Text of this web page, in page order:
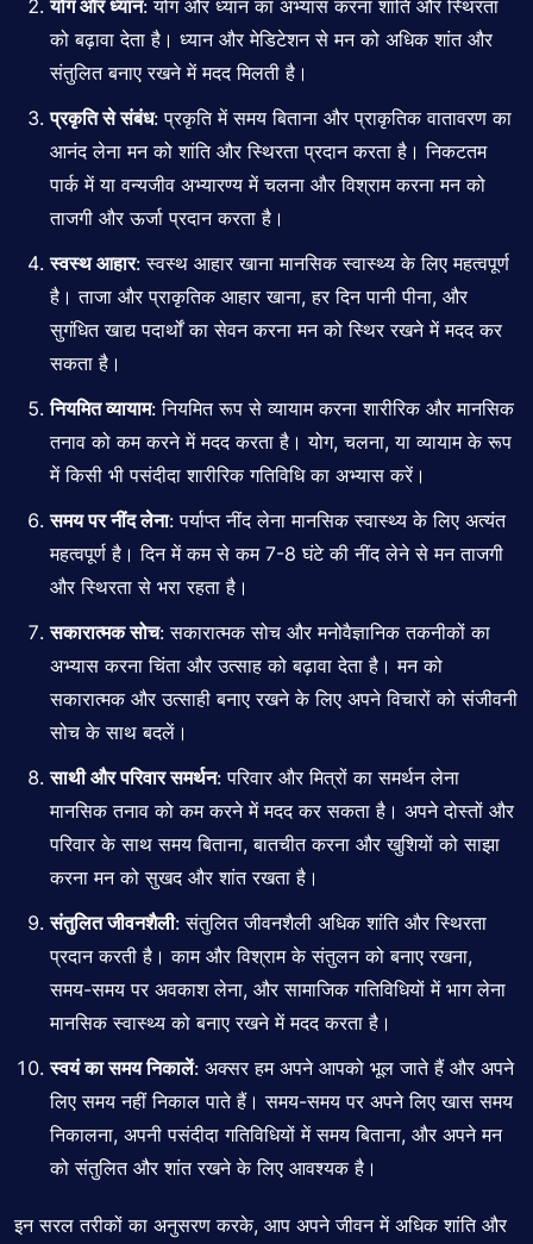
योग और ध्यान: योग और ध्यान का अभ्यास करना शांति और स्थिरता
को बढ़ावा देता है। ध्यान और मेडिटेशन से मन को अधिक शांत और
संतुलित बनाए रखने में मदद मिलती है।
प्रकृति से संबंध: प्रकृति में समय बिताना और प्राकृतिक वातावरण का
आनंद लेना मन कोशांतिऔर स्थिरता प्रदान करता है। निकटतम
पार्क में या वन्यजीव अभ्यारण्य में चलना और विश्राम करना मन को
ताजगी और ऊर्जा प्रदान करता है।
स्वस्थ आहार: स्वस्थ आहार खाना मानसिक स्वास्थ्य के लिए महत्वपूर्ण
है। ताजा और प्राकृतिक आहार खाना, हर दिन पानी पीना, और
सुगंधित खाद्य पदार्थों का सेवन करना मन को स्थिर रखने में मदद कर
सकता है।
नियमित व्यायाम: नियमित रूप से व्यायाम करनाशारीरिकऔर मानसिक
तनाव को कम करने में मदद करता है। योग, चलना, या व्यायाम के रूप
में किसी भी पसंदीदा शारीरिक गतिविधि का अभ्यास करें।
समय पर नींद लेना: पर्याप्त नींद लेना मानसिक स्वास्थ्य के लिए अत्यंत
महत्वपूर्ण है। दिन में कम से कम 7-8 घंटे की नींद लेने से मन ताजगी
और स्थिरता से भरा रहता है।
सकारात्मक सोच: सकारात्मक सोच और मनोवैज्ञानिक तकनीकों का
अभ्यास करना चिंता और उत्साह को बढ़ावा देता है। मन को
सकारात्मक और उत्साही बनाए रखने के लिए अपने विचारों को संजीवनी
सोच के साथ बदलें।
साथी और परिवार समर्थन: परिवार और मित्रों का समर्थन लेना
मानसिक तनाव को कम करने में मदद कर सकता है। अपने दोस्तों और
परिवार के साथ समय बिताना, बातचीत करना और खुशियों को साझा
करना मन को सुखद और शांत रखता है।
संतुलित जीवनशैली: संतुलित जीवनशैली अधिक शांति और स्थिरता
प्रदान करती है। काम और विश्राम के संतुलन को बनाए रखना,
समय-समय पर अवकाश लेना, और सामाजिक गतिविधियों में भाग लेना
मानसिकस्वास्थ्य को बनाए रखने में मदद करता है।
स्वयं का समय निकालें: अक्सर हम अपने आपको भूल जाते हैं और अपने
लिए समय नहीं निकाल पाते हैं। समय-समय पर अपने लिए खास समय
निकालना, अपनी पसंदीदा गतिविधियों में समय बिताना, और अपने मन
को संतुलित और शांत रखने के लिए आवश्यक है।
इन सरल तरीकों का अनुसरण करके, आप अपने जीवन में अधिक शांति और